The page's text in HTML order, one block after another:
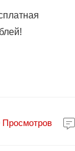
Просмотров